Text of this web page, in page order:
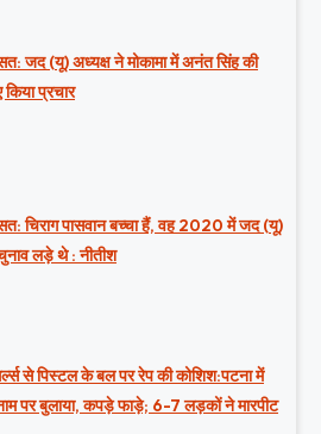
जद (यू) अध्यक्ष ने मोकामा में अनंत सिंह की
प्रचार
चिराग पासवान बच्चा हैं, वह 2020 में जद (यू)
लड़े थे : नीतीश
से पिस्टल के बल पर रेप की कोशिश:पटना में
पर बुलाया, कपड़े फाड़े; 6-7 लड़कों ने मारपीट